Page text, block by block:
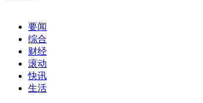
要闻
综合
财经
滚动
快讯
生活